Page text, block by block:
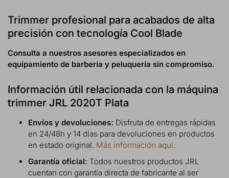
Trimmer profesional para acabados de alta
precisión con tecnología Cool Blade
Consulta a nuestros asesores especializados en
equipamiento de barbería y peluquería sin compromiso.
Información útil relacionada con la máquina
trimmer JRL 2020T Plata
Envíos y devoluciones: Disfruta de entregas rápidas
en 24/48h y 14 días para devoluciones en productos
en estado original. Más información aquí.
Garantía oficial: Todos nuestros productos JRL
cuentan con garantía directa de fabricante al ser